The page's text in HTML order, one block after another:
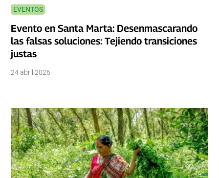
EVENTOS
Evento en Santa Marta: Desenmascarando
las falsas soluciones: Tejiendo transiciones
justas
24 abril 2026